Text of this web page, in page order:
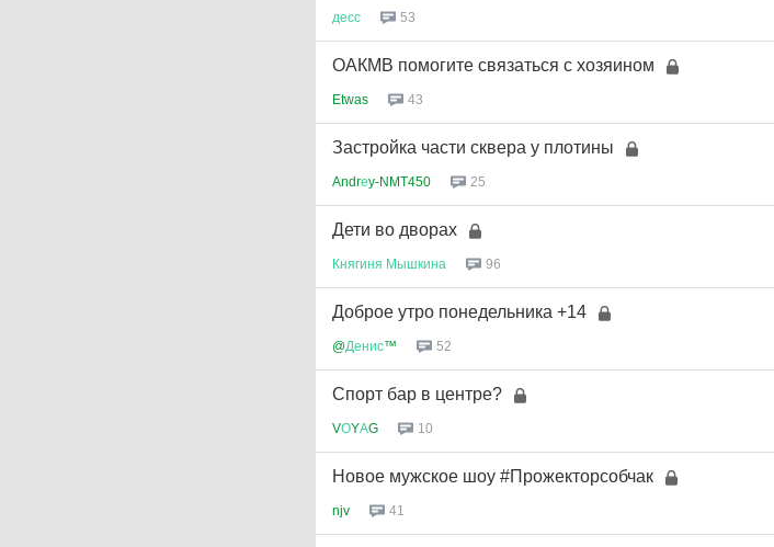
десс 53
ОАКМВ помогите связаться с хозяином
Etwas 43
Застройка части сквера у плотины
Andrеy-NMT450 25
Дети во дворах
Княгиня Мышкина 96
Доброе утро понедельника +14
@Денис™ 52
Спорт бар в центре?
VОYАG 10
Новое мужское шоу #Прожекторсобчак
njv 41